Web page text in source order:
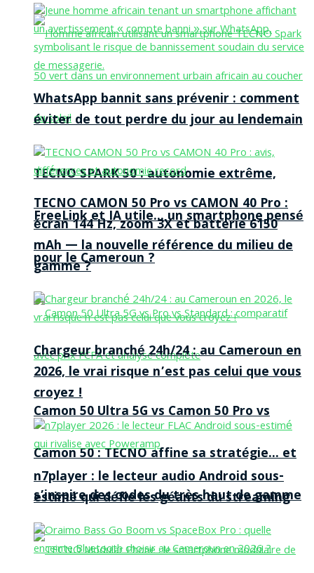
TECNO SPARK 50 : autonomie extrême,
FreeLink et IA utile… un smartphone pensé
pour le Cameroun ?
Camon 50 Ultra 5G vs Camon 50 Pro vs
Camon 50 : TECNO affine sa stratégie… et
s’inspire des codes du très haut de gamme
WhatsApp bannit sans prévenir : comment
éviter de tout perdre du jour au lendemain
TECNO CAMON 50 Pro vs CAMON 40 Pro :
écran 144 Hz, zoom 3X et batterie 6150
mAh — la nouvelle référence du milieu de
gamme ?
Chargeur branché 24h/24 : au Cameroun en
2026, le vrai risque n’est pas celui que vous
croyez !
n7player : le lecteur audio Android sous-
estimé qui défie les géants du streaming